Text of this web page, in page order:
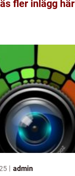
fler inlägg här
admin